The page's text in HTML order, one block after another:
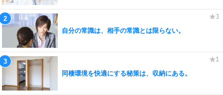
自分の常識は、相手の常識とは限らない。
同棲環境を快適にする秘策は、収納にある。